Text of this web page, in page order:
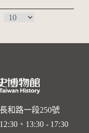
和路一段250號
、13:30 - 17:30